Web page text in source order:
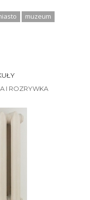
muzeum
I ROZRYWKA